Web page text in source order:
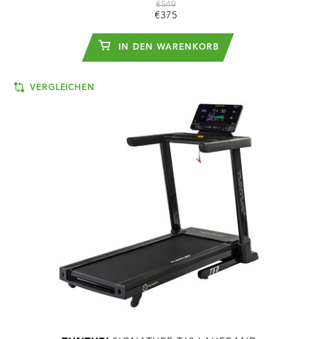
€549
€375
IN DEN WARENKORB
VERGLEICHEN